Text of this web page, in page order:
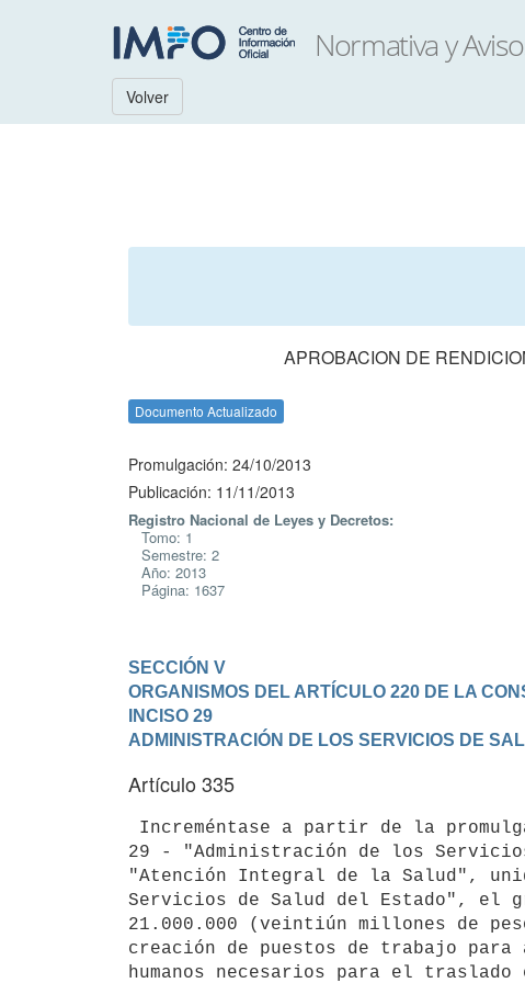
Volver
APROBACION DE
Documento Actualizado
Promulgación: 24/10/2013
Publicación: 11/11/2013
Registro Nacional de Leyes y Decretos:
Tomo: 1
Semestre: 2
Año: 2013
Página: 1637
SECCIÓN V
ORGANISMOS DEL ARTÍCULO 220 DE LA
INCISO 29
ADMINISTRACIÓN DE LOS SERVICIOS DE
Artículo 335
29 - "Administración de los
"Atención Integral de la Salud",
Servicios de Salud del Estado", el
21.000.000 (veintiún millones de
creación de puestos de trabajo
humanos necesarios para el